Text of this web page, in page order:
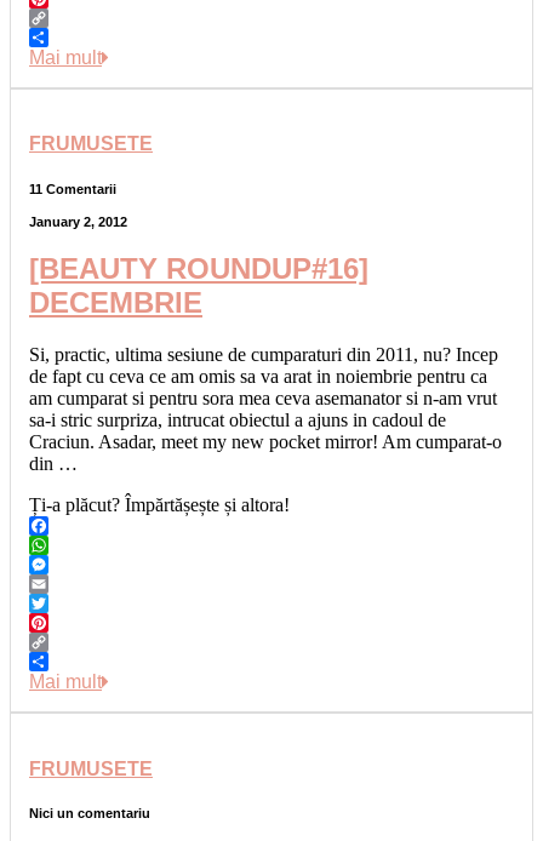
Pinterest
Copy
Link
Share
Mai mult
FRUMUSETE
11 Comentarii
January 2, 2012
[BEAUTY ROUNDUP#16]
DECEMBRIE
Si, practic, ultima sesiune de cumparaturi din 2011, nu? Incep
de fapt cu ceva ce am omis sa va arat in noiembrie pentru ca
am cumparat si pentru sora mea ceva asemanator si n-am vrut
sa-i stric surpriza, intrucat obiectul a ajuns in cadoul de
Craciun. Asadar, meet my new pocket mirror! Am cumparat-o
din …
Ți-a plăcut? Împărtășește și altora!
Facebook
WhatsApp
Messenger
Email
Twitter
Pinterest
Copy
Link
Share
Mai mult
FRUMUSETE
Nici un comentariu